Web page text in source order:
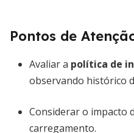
Pontos de
Avaliar a política de
observando histórico
Considerar o impacto
carregamento.